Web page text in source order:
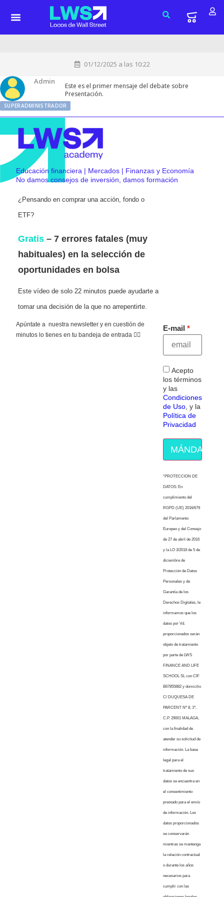
01/12/2025 a las 10:22
Admin
SUPERADMINISTRADOR
Este es el primer mensaje del debate sobre
Presentación.
Educación financiera | Mercados | Finanzas y Economía
No damos consejos de inversión, damos formación
¿Pensando en comprar una acción, fondo o
ETF?
Gratis – 7 errores fatales (muy
habituales) en la selección de
oportunidades en bolsa
Este vídeo de solo 22 minutos puede ayudarte a
tomar una decisión de la que no arrepentirte.
Apúntate a nuestra newsletter y en cuestión de
minutos lo tienes en tu bandeja de entrada 👇🏻
E-mail
Acepto
los términos
y las
Condiciones
de Uso, y la
Política de
Privacidad
MÁNDAME
“PROTECCION DE
DATOS: En
cumplimiento del
RGPD (UE) 2016/679
del Parlamento
Europeo y del Consejo
de 27 de abril de 2016
y la LO 3/2018 de 5 de
diciembre de
Protección de Datos
Personales y de
Garantía de los
Derechos Digitales, le
informamos que los
datos por Vd.
proporcionados serán
objeto de tratamiento
por parte de LWS
FINANCE AND LIFE
SCHOOL SL con CIF
B67855882 y domicilio
C/ DUQUESA DE
PARCENT Nº 8, 1º,
C.P. 29001 MALAGA,
con la finalidad de
atender su solicitud de
información. La base
legal para el
tratamiento de sus
datos se encuentra en
el consentimiento
prestado para el envío
de información. Los
datos proporcionados
se conservarán
mientras se mantenga
la relación contractual
o durante los años
necesarios para
cumplir con las